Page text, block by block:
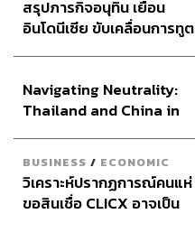
สรุปภารกิจอนุทิน เยือน
อินโดนีเซีย ขับเคลื่อนการทูต
อินโดนีเซีย
Navigating Neutrality:
Thailand and China in
BUSINESS / ECONOMIC
วิเคราะห์ปรากฏการณ์คนแห่
ขอสินเชื่อ CLICX อาจเป็น